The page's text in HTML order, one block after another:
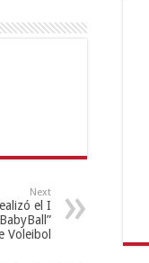
Next
el I
Voleibol